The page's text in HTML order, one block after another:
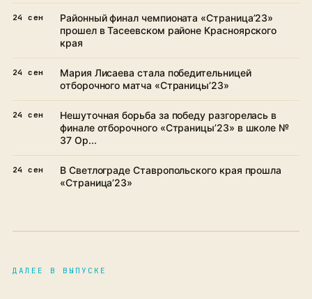
24 сен
Районный финал чемпионата «Страница’23»
прошел в Тасеевском районе Красноярского
края
24 сен
Мария Лисаева стала победительницей
отборочного матча «Страницы’23»
24 сен
Нешуточная борьба за победу разгорелась в
финале отборочного «Страницы’23» в школе №
37 Ор...
24 сен
В Светлограде Ставропольского края прошла
«Страница’23»
ДАЛЕЕ В ВЫПУСКЕ